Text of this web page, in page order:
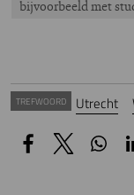
bijvoorbeeld met
TREFWOORD Utrecht